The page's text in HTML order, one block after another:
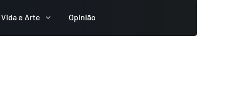
Vida e Arte Opinião